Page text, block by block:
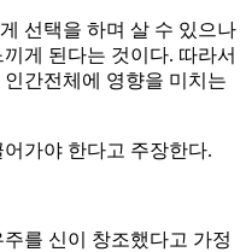
선택을 하며 살 수 있으나
게 된다는 것이다. 따라서
간전체에 영향을 미치는
가야 한다고 주장한다.
를 신이 창조했다고 가정